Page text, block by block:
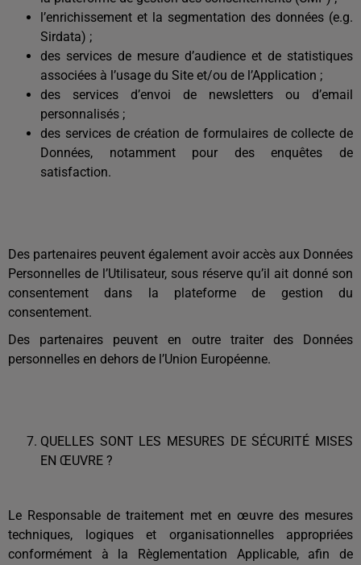
l’enrichissement et la segmentation des données (e.g.
Sirdata) ;
des services de mesure d’audience et de statistiques
associées à l’usage du Site et/ou de l’Application ;
des services d’envoi de newsletters ou d’email
personnalisés ;
des services de création de formulaires de collecte de
Données, notamment pour des enquêtes de
satisfaction.
Des partenaires peuvent également avoir accès aux Données
Personnelles de l’Utilisateur, sous réserve qu’il ait donné son
consentement dans la plateforme de gestion du
consentement.
Des partenaires peuvent en outre traiter des Données
personnelles en dehors de l’Union Européenne.
QUELLES SONT LES MESURES DE SÉCURITÉ MISES
EN ŒUVRE ?
Le Responsable de traitement met en œuvre des mesures
techniques, logiques et organisationnelles appropriées
conformément à la Règlementation Applicable, afin de